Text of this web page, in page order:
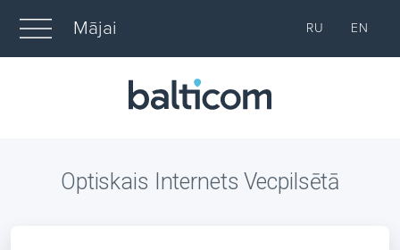
Mājai RU EN
Optiskais Internets Vecpilsētā